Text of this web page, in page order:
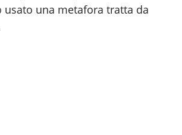
usato una metafora tratta da